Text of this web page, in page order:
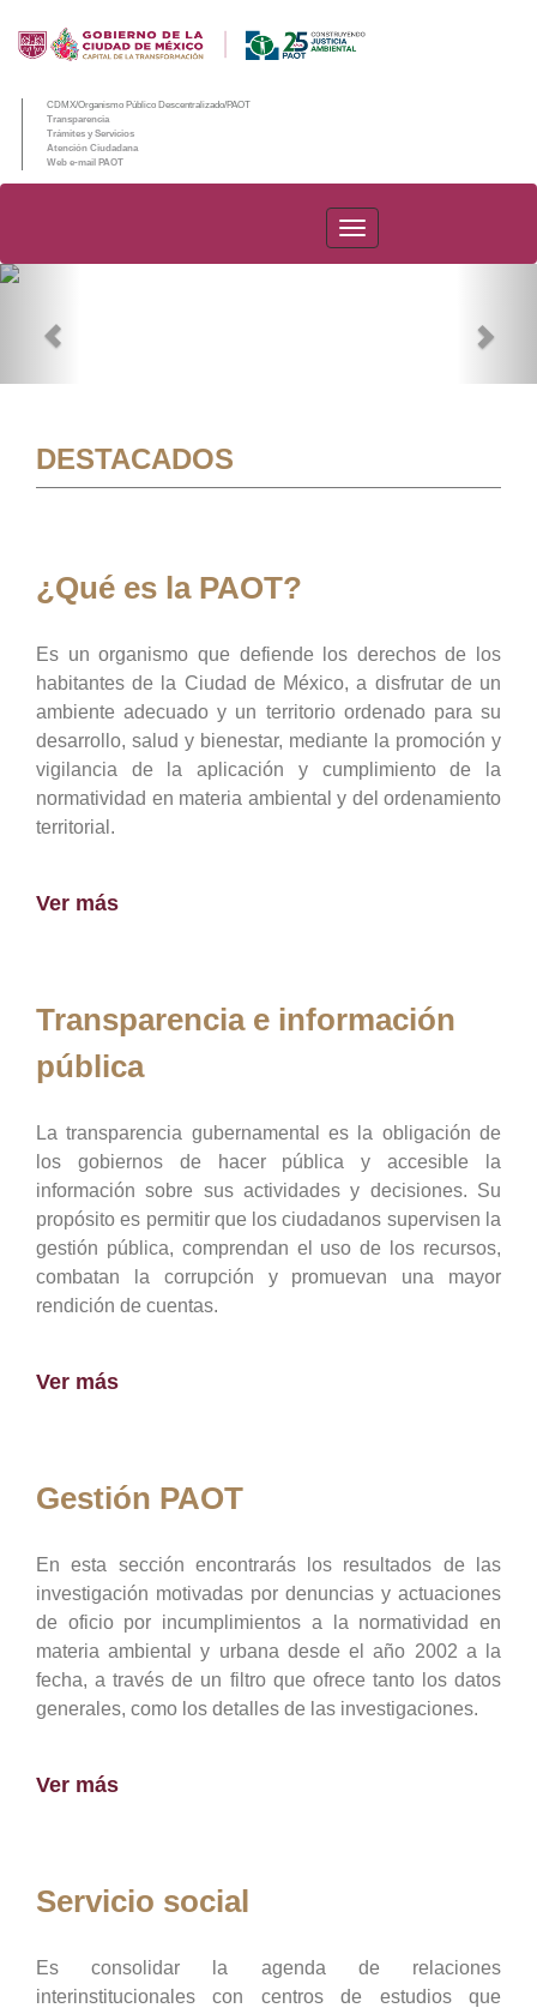
CDMX/Organismo Público Descentralizado/PAOT
Transparencia
Trámites y Servicios
Atención Ciudadana
Web e-mail PAOT
PAOT
DESTACADOS
¿Qué es la PAOT?
Es un organismo que defiende los derechos de los
habitantes de la Ciudad de México, a disfrutar de un
ambiente adecuado y un territorio ordenado para su
desarrollo, salud y bienestar, mediante la promoción y
vigilancia de la aplicación y cumplimiento de la
normatividad en materia ambiental y del ordenamiento
territorial.
Ver más
Transparencia e información
pública
La transparencia gubernamental es la obligación de
los gobiernos de hacer pública y accesible la
información sobre sus actividades y decisiones. Su
propósito es permitir que los ciudadanos supervisen la
gestión pública, comprendan el uso de los recursos,
combatan la corrupción y promuevan una mayor
rendición de cuentas.
Ver más
Gestión PAOT
En esta sección encontrarás los resultados de las
investigación motivadas por denuncias y actuaciones
de oficio por incumplimientos a la normatividad en
materia ambiental y urbana desde el año 2002 a la
fecha, a través de un filtro que ofrece tanto los datos
generales, como los detalles de las investigaciones.
Ver más
Servicio social
Es consolidar la agenda de relaciones
interinstitucionales con centros de estudios que